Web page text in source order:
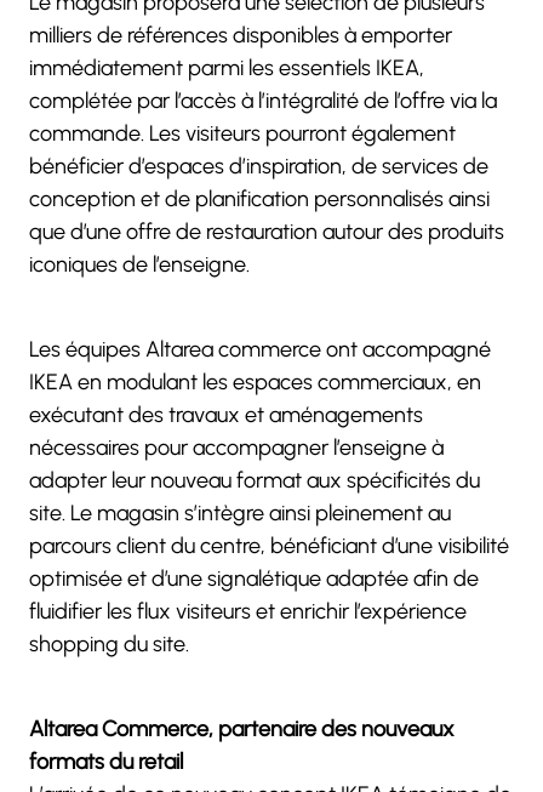
milliers de références disponibles à emporter
immédiatement parmi les essentiels IKEA,
complétée par l’accès à l’intégralité de l’offre via la
commande. Les visiteurs pourront également
bénéficier d’espaces d’inspiration, de services de
conception et de planification personnalisés ainsi
que d’une offre de restauration autour des produits
iconiques de l’enseigne.
Les équipes Altarea commerce ont accompagné
IKEA en modulant les espaces commerciaux, en
exécutant des travaux et aménagements
nécessaires pour accompagner l’enseigne à
adapter leur nouveau format aux spécificités du
site. Le magasin s’intègre ainsi pleinement au
parcours client du centre, bénéficiant d’une visibilité
optimisée et d’une signalétique adaptée afin de
fluidifier les flux visiteurs et enrichir l’expérience
shopping du site.
Altarea Commerce, partenaire des nouveaux
formats du retail